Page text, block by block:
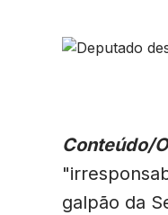
Conteúdo/
galpão da